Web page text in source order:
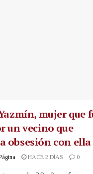
mujer que
un vecino que
obsesión con ella
HACE 2 DÍAS 0